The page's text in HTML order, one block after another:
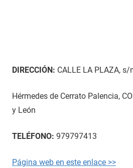
DIRECCIÓN: CALLE LA PLAZA,
Hérmedes de Cerrato Palencia,
y León
TELÉFONO: 979797413
Página web en este enlace >>